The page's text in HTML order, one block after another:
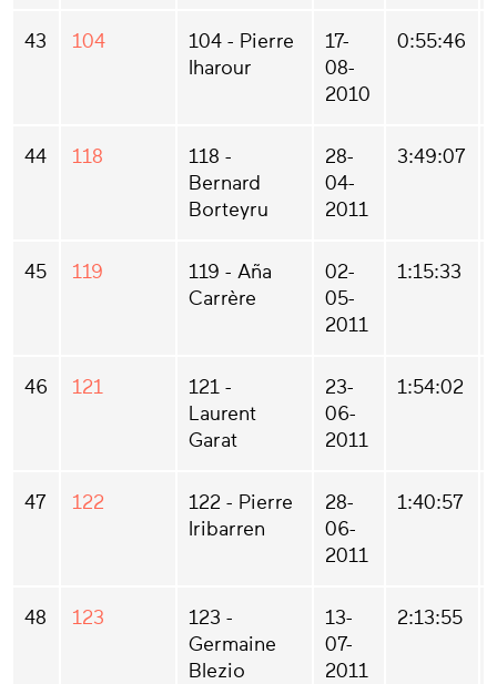
43 104
104 - Pierre
Iharour
17-
08-
2010
0:55:46
44 118
118 -
Bernard
Borteyru
28-
04-
2011
3:49:07
45 119
119 - Aña
Carrère
02-
05-
2011
1:15:33
46 121
121 -
Laurent
Garat
23-
06-
2011
1:54:02
47 122
122 - Pierre
Iribarren
28-
06-
2011
1:40:57
48 123
123 -
Germaine
Blezio
13-
07-
2011
2:13:55